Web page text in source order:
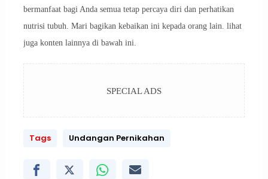
bermanfaat bagi Anda semua tetap percaya diri dan perhatikan
nutrisi tubuh. Mari bagikan kebaikan ini kepada orang lain. lihat
juga konten lainnya di bawah ini.
SPECIAL ADS
Tags Undangan Pernikahan